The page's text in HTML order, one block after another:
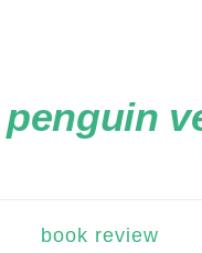
penguin
book review